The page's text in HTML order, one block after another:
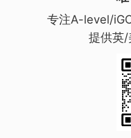
专注A-level/
提供英/